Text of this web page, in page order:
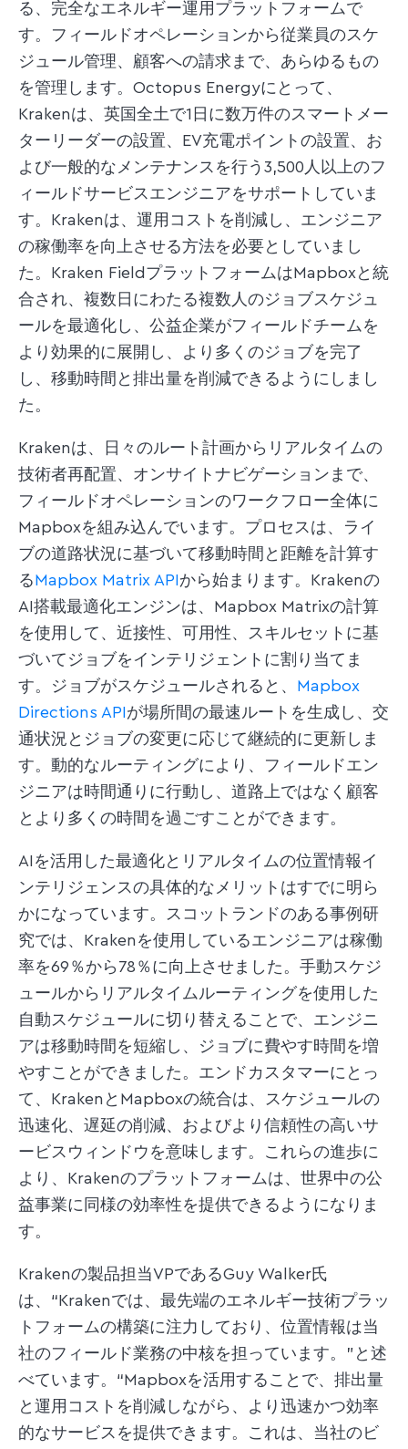
る、完全なエネルギー運用プラットフォームで
す。フィールドオペレーションから従業員のスケ
ジュール管理、顧客への請求まで、あらゆるもの
を管理します。Octopus Energyにとって、
Krakenは、英国全土で1日に数万件のスマートメー
ターリーダーの設置、EV充電ポイントの設置、お
よび一般的なメンテナンスを行う3,500人以上のフ
ィールドサービスエンジニアをサポートしていま
す。Krakenは、運用コストを削減し、エンジニア
の稼働率を向上させる方法を必要としていまし
た。Kraken FieldプラットフォームはMapboxと統
合され、複数日にわたる複数人のジョブスケジュ
ールを最適化し、公益企業がフィールドチームを
より効果的に展開し、より多くのジョブを完了
し、移動時間と排出量を削減できるようにしまし
た。
Krakenは、日々のルート計画からリアルタイムの
技術者再配置、オンサイトナビゲーションまで、
フィールドオペレーションのワークフロー全体に
Mapboxを組み込んでいます。プロセスは、ライ
ブの道路状況に基づいて移動時間と距離を計算す
る Mapbox Matrix API から始まります。Krakenの
AI搭載最適化エンジンは、Mapbox Matrixの計算
を使用して、近接性、可用性、スキルセットに基
づいてジョブをインテリジェントに割り当てま
す。ジョブがスケジュールされると、
Mapbox
Directions API が場所間の最速ルートを生成し、交
通状況とジョブの変更に応じて継続的に更新しま
す。動的なルーティングにより、フィールドエン
ジニアは時間通りに行動し、道路上ではなく顧客
とより多くの時間を過ごすことができます。
AIを活用した最適化とリアルタイムの位置情報イ
ンテリジェンスの具体的なメリットはすでに明ら
かになっています。スコットランドのある事例研
究では、Krakenを使用しているエンジニアは稼働
率を69％から78％に向上させました。手動スケジ
ュールからリアルタイムルーティングを使用した
自動スケジュールに切り替えることで、エンジニ
アは移動時間を短縮し、ジョブに費やす時間を増
やすことができました。エンドカスタマーにとっ
て、KrakenとMapboxの統合は、スケジュールの
迅速化、遅延の削減、およびより信頼性の高いサ
ービスウィンドウを意味します。これらの進歩に
より、Krakenのプラットフォームは、世界中の公
益事業に同様の効率性を提供できるようになりま
す。
Krakenの製品担当VPであるGuy Walker氏
は、“Krakenでは、最先端のエネルギー技術プラッ
トフォームの構築に注力しており、位置情報は当
社のフィールド業務の中核を担っています。”と述
べています。“Mapboxを活用することで、排出量
と運用コストを削減しながら、より迅速かつ効率
的なサービスを提供できます。これは、当社のビ